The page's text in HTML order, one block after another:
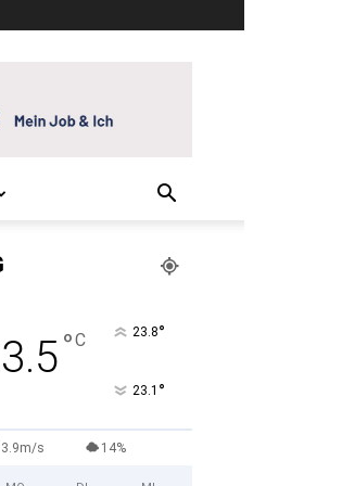
°C 23.8°
23.1 °
3.9m/s 14%